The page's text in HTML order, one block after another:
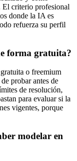
El criterio profesional
donde la IA es
refuerza su perfil
forma gratuita?
o freemium
probar antes de
de resolución,
para evaluar si la
vigentes, porque
modelar en